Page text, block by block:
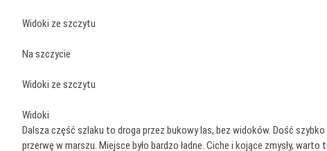
Widoki ze szczytu
Na szczycie
Widoki ze szczytu
Widoki
Dalsza część szlaku to droga przez bukowy las, bez widoków. Dość
przerwę w marszu. Miejsce było bardzo ładne. Ciche i kojące zmysły,